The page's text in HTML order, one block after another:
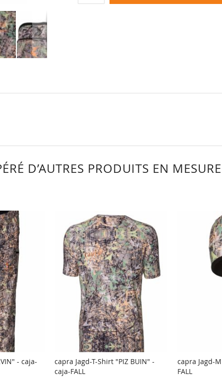
D’AUTRES PRODUITS EN
- caja-
capra Jagd-T-Shirt "PIZ BUIN" -
caja-FALL
capra Jagd-
FALL